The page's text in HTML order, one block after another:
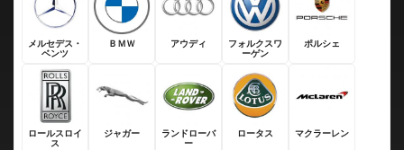
メルセデス・
ベンツ
ＢＭＷ アウディ
フォルクスワ
ーゲン
ポルシェ
ロールスロイ
ス
ジャガー
ランドローバ
ー
ロータス マクラーレン